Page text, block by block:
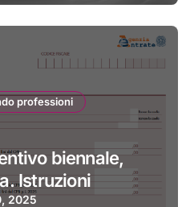
professioni
biennale,
Istruzioni
2025